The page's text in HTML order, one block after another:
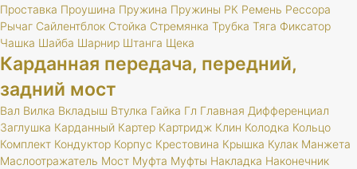
Проставка Проушина Пружина Пружины РК Ремень Рессора
Рычаг Сайлентблок Стойка Стремянка Трубка Тяга Фиксатор
Чашка Шайба Шарнир Штанга Щека
Карданная передача, передний,
задний мост
Вал Вилка Вкладыш Втулка Гайка Гл Главная Дифференциал
Заглушка Карданный Картер Картридж Клин Колодка Кольцо
Комплект Кондуктор Корпус Крестовина Крышка Кулак Манжета
Маслоотражатель Мост Муфта Муфты Накладка Наконечник